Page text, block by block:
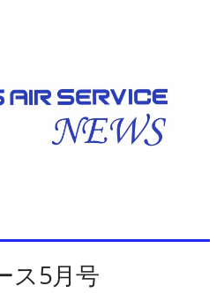
ス5月号